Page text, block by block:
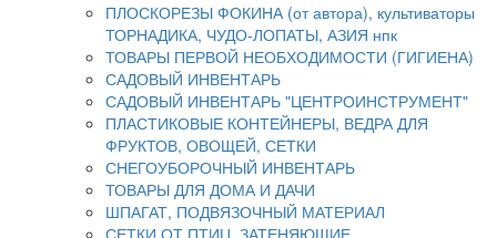
ПЛОСКОРЕЗЫ ФОКИНА (от автора), культиваторы
ТОРНАДИКА, ЧУДО-ЛОПАТЫ, АЗИЯ нпк
ТОВАРЫ ПЕРВОЙ НЕОБХОДИМОСТИ (ГИГИЕНА)
САДОВЫЙ ИНВЕНТАРЬ
САДОВЫЙ ИНВЕНТАРЬ "ЦЕНТРОИНСТРУМЕНТ"
ПЛАСТИКОВЫЕ КОНТЕЙНЕРЫ, ВЕДРА ДЛЯ
ФРУКТОВ, ОВОЩЕЙ, СЕТКИ
СНЕГОУБОРОЧНЫЙ ИНВЕНТАРЬ
ТОВАРЫ ДЛЯ ДОМА И ДАЧИ
ШПАГАТ, ПОДВЯЗОЧНЫЙ МАТЕРИАЛ
СЕТКИ ОТ ПТИЦ, ЗАТЕНЯЮЩИЕ